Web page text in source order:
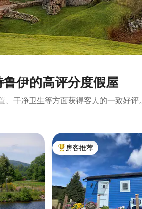
鲁伊的高评分度假屋
、干净卫生等方面获得客人的一致好评。
热门「房客推荐」
房客推荐